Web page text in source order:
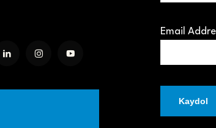
Email